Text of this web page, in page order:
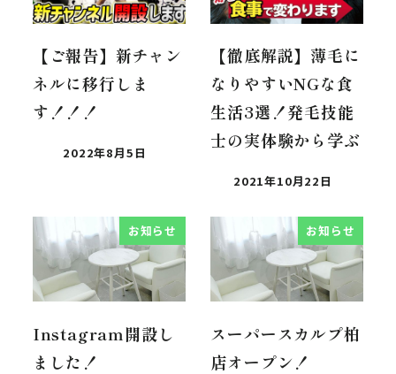
【ご報告】新チャン
ネルに移行しま
す！！！
2022年8月5日
【徹底解説】薄毛に
なりやすいNGな食
生活3選！発毛技能
士の実体験から学ぶ
2021年10月22日
お知らせ
Instagram開設し
ました！
お知らせ
スーパースカルプ柏
店オープン！